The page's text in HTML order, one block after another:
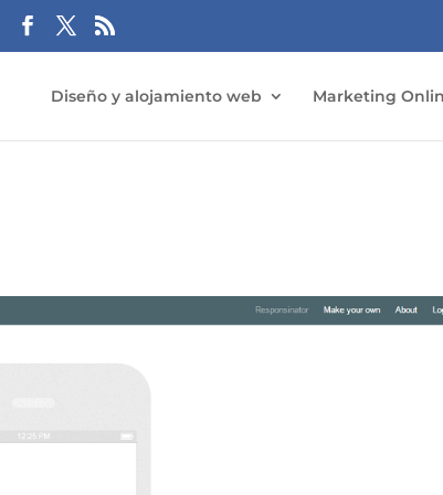
Diseño y alojamiento web Marketing